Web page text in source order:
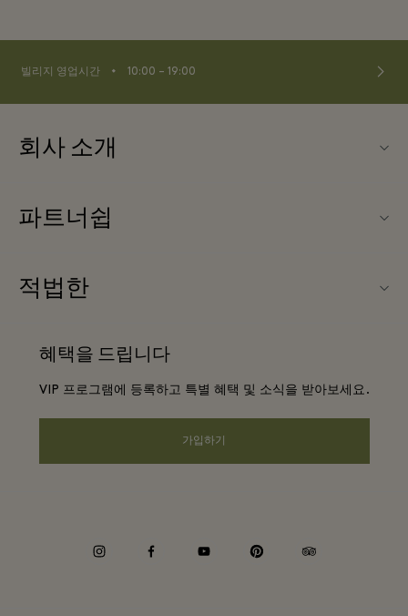
빌리지 영업시간 ⬩ 10:00 – 19:00
회사 소개
Maasmechelen Village (마스메켈렌 빌리지) 소개
커리어
앱 다운로드
파트너쉽
파트너가되다
호텔 및 지역 명소
적법한
프리빌리지 약관
혜택을 드립니다
VIP 프로그램에 등록하고 특별 혜택 및 소식을 받아보세요.
가입하기
instagramfacebookyoutube pinterest tripadvisor